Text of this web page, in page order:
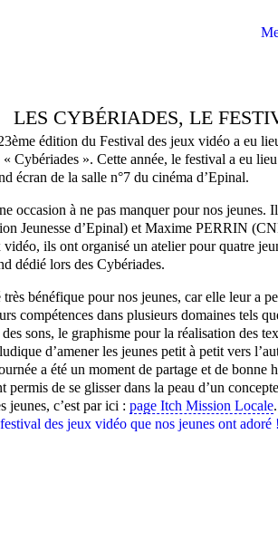
LES CYBÉRIADES, LE
édition du Festival des jeux vidéo a eu
Cybériades ». Cette année, le festival a eu
écran de la salle n°7 du cinéma d’Epinal.
occasion à ne pas manquer pour nos
Jeunesse d’Epinal) et Maxime PERRIN
ils ont organisé un atelier pour quatre
dédié lors des Cybériades.
très bénéfique pour nos jeunes, car elle leur a
compétences dans plusieurs domaines tels
des sons, le graphisme pour la réalisation des
d’amener les jeunes petit à petit vers
a été un moment de partage et de
permis de se glisser dans la peau d’un
jeunes, c’est par ici : page Itch Mission Locale.